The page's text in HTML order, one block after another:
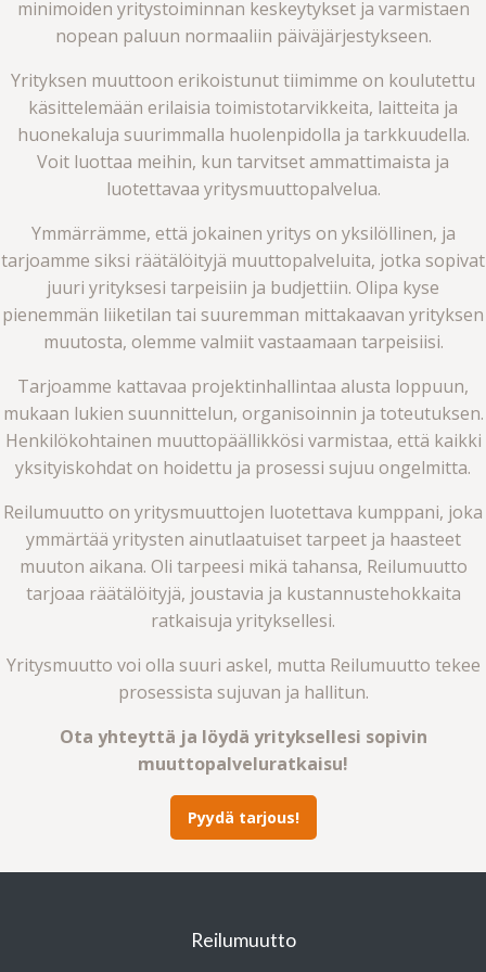
minimoiden yritystoiminnan keskeytykset ja varmistaen
nopean paluun normaaliin päiväjärjestykseen.
Yrityksen muuttoon erikoistunut tiimimme on koulutettu
käsittelemään erilaisia toimistotarvikkeita, laitteita ja
huonekaluja suurimmalla huolenpidolla ja tarkkuudella.
Voit luottaa meihin, kun tarvitset ammattimaista ja
luotettavaa yritysmuuttopalvelua.
Ymmärrämme, että jokainen yritys on yksilöllinen, ja
tarjoamme siksi räätälöityjä muuttopalveluita, jotka sopivat
juuri yrityksesi tarpeisiin ja budjettiin. Olipa kyse
pienemmän liiketilan tai suuremman mittakaavan yrityksen
muutosta, olemme valmiit vastaamaan tarpeisiisi.
Tarjoamme kattavaa projektinhallintaa alusta loppuun,
mukaan lukien suunnittelun, organisoinnin ja toteutuksen.
Henkilökohtainen muuttopäällikkösi varmistaa, että kaikki
yksityiskohdat on hoidettu ja prosessi sujuu ongelmitta.
Reilumuutto on yritysmuuttojen luotettava kumppani, joka
ymmärtää yritysten ainutlaatuiset tarpeet ja haasteet
muuton aikana. Oli tarpeesi mikä tahansa, Reilumuutto
tarjoaa räätälöityjä, joustavia ja kustannustehokkaita
ratkaisuja yrityksellesi.
Yritysmuutto voi olla suuri askel, mutta Reilumuutto tekee
prosessista sujuvan ja hallitun.
Ota yhteyttä ja löydä yrityksellesi sopivin
muuttopalveluratkaisu!
Pyydä tarjous!
Reilumuutto